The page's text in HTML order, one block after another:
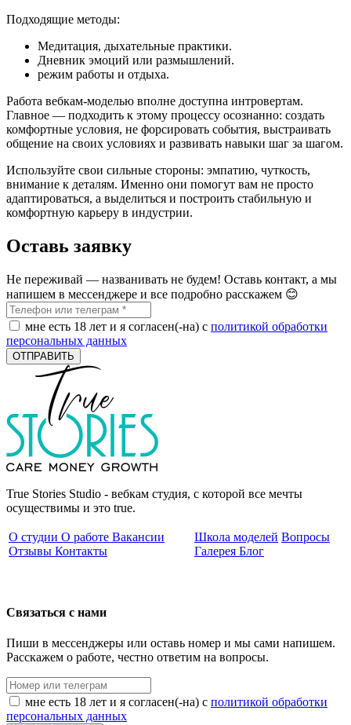
Подходящие методы:
Медитация, дыхательные практики.
Дневник эмоций или размышлений.
режим работы и отдыха.
Работа вебкам-моделью вполне доступна интровертам.
Главное — подходить к этому процессу осознанно: создать
комфортные условия, не форсировать события, выстраивать
общение на своих условиях и развивать навыки шаг за шагом.
Используйте свои сильные стороны: эмпатию, чуткость,
внимание к деталям. Именно они помогут вам не просто
адаптироваться, а выделиться и построить стабильную и
комфортную карьеру в индустрии.
Оставь заявку
Не переживай — названивать не будем! Оставь контакт, а мы
напишем в мессенджере и все подробно расскажем 😊
мне есть 18 лет и я согласен(-на) с политикой обработки
персональных данных
ОТПРАВИТЬ
True Stories Studio - вебкам студия, с которой все мечты
осуществимы и это true.
О студии О работе Вакансии
Отзывы Контакты
Школа моделей Вопросы
Галерея Блог
Связаться с нами
Пиши в мессенджеры или оставь номер и мы сами напишем.
Расскажем о работе, честно ответим на вопросы.
мне есть 18 лет и я согласен(-на) с политикой обработки
персональных данных